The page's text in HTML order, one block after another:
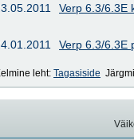
Verp 6.3/6.3E
Verp 6.3/6.3E
leht: Tagasiside